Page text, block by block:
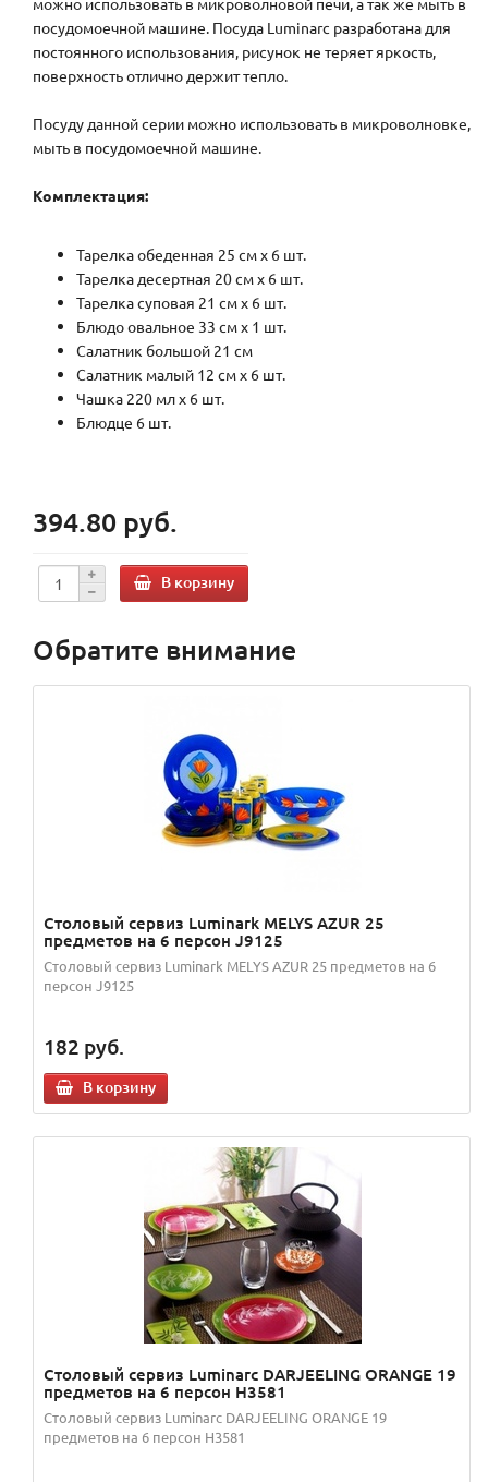
посудомоечной машине. Посуда Luminarc разработана для
постоянного использования, рисунок не теряет яркость,
поверхность отлично держит тепло.
Посуду данной серии можно использовать в микроволновке,
мыть в посудомоечной машине.
Комплектация:
Тарелка обеденная 25 см х 6 шт.
Тарелка десертная 20 см х 6 шт.
Тарелка суповая 21 см х 6 шт.
Блюдо овальное 33 см х 1 шт.
Салатник большой 21 см
Салатник малый 12 см х 6 шт.
Чашка 220 мл х 6 шт.
Блюдце 6 шт.
394.80 руб.
В корзину
Обратите внимание
Столовый сервиз Luminark MELYS AZUR 25
предметов на 6 персон J9125
Столовый сервиз Luminark MELYS AZUR 25 предметов на 6
персон J9125
182 руб.
В корзину
Столовый сервиз Luminarc DARJEELING ORANGE 19
предметов на 6 персон H3581
Столовый сервиз Luminarc DARJEELING ORANGE 19
предметов на 6 персон H3581